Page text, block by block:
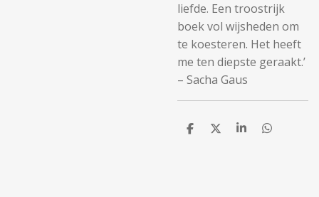
liefde. Een troostrijk
boek vol wijsheden om
te koesteren. Het heeft
me ten diepste geraakt.’
– Sacha Gaus
D
D
S
D